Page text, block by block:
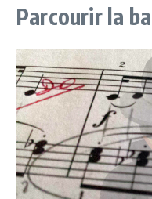
Parcourir la